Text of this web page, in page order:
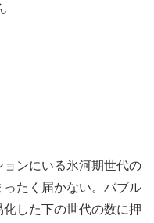
ンにいる氷河期世代の
たく届かない。バブル
した下の世代の数に押